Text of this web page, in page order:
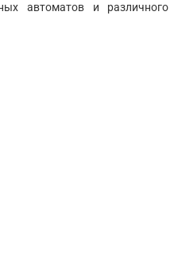
автоматов и различного